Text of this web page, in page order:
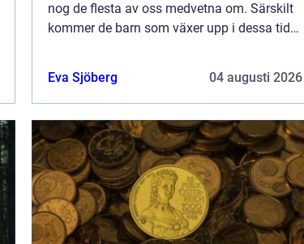
nog de flesta av oss medvetna om. Särskilt
kommer de barn som växer upp i dessa tider,
Eva Sjöberg 04 augusti 2026